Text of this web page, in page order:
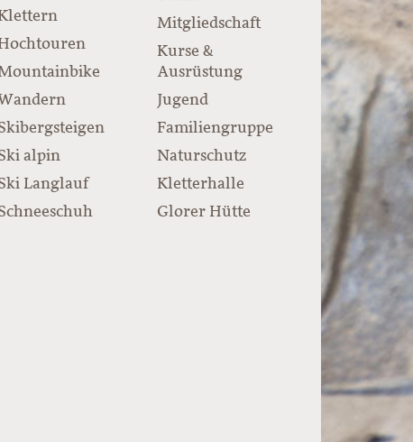
alpin
Langlauf
Mitgliedschaft
Kurse &
Ausrüstung
Jugend
Familiengruppe
Naturschutz
Kletterhalle
Glorer Hütte